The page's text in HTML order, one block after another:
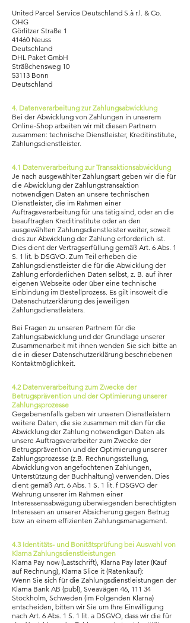
United Parcel Service Deutschland S.à r.l. & Co.
OHG
Görlitzer Straße 1
41460 Neuss
Deutschland
DHL Paket GmbH
Sträßchensweg 10
53113 Bonn
Deutschland
4. Datenverarbeitung zur Zahlungsabwicklung
Bei der Abwicklung von Zahlungen in unserem
Online-Shop arbeiten wir mit diesen Partnern
zusammen: technische Dienstleister, Kreditinstitute,
Zahlungsdienstleister.
4.1 Datenverarbeitung zur Transaktionsabwicklung
Je nach ausgewählter Zahlungsart geben wir die für
die Abwicklung der Zahlungstransaktion
notwendigen Daten an unsere technischen
Dienstleister, die im Rahmen einer
Auftragsverarbeitung für uns tätig sind, oder an die
beauftragten Kreditinstitute oder an den
ausgewählten Zahlungsdienstleister weiter, soweit
dies zur Abwicklung der Zahlung erforderlich ist.
Dies dient der Vertragserfüllung gemäß Art. 6 Abs. 1
S. 1 lit. b DSGVO. Zum Teil erheben die
Zahlungsdienstleister die für die Abwicklung der
Zahlung erforderlichen Daten selbst, z. B. auf ihrer
eigenen Webseite oder über eine technische
Einbindung im Bestellprozess. Es gilt insoweit die
Datenschutzerklärung des jeweiligen
Zahlungsdienstleisters.
Bei Fragen zu unseren Partnern für die
Zahlungsabwicklung und der Grundlage unserer
Zusammenarbeit mit ihnen wenden Sie sich bitte an
die in dieser Datenschutzerklärung beschriebenen
Kontaktmöglichkeit.
4.2 Datenverarbeitung zum Zwecke der
Betrugsprävention und der Optimierung unserer
Zahlungsprozesse
Gegebenenfalls geben wir unseren Dienstleistern
weitere Daten, die sie zusammen mit den für die
Abwicklung der Zahlung notwendigen Daten als
unsere Auftragsverarbeiter zum Zwecke der
Betrugsprävention und der Optimierung unserer
Zahlungsprozesse (z.B. Rechnungsstellung,
Abwicklung von angefochtenen Zahlungen,
Unterstützung der Buchhaltung) verwenden. Dies
dient gemäß Art. 6 Abs. 1 S. 1 lit. f DSGVO der
Wahrung unserer im Rahmen einer
Interessensabwägung überwiegenden berechtigten
Interessen an unserer Absicherung gegen Betrug
bzw. an einem effizienten Zahlungsmanagement.
4.3 Identitäts- und Bonitätsprüfung bei Auswahl von
Klarna Zahlungsdienstleistungen
Klarna Pay now (Lastschrift), Klarna Pay later (Kauf
auf Rechnung), Klarna Slice it (Ratenkauf):
Wenn Sie sich für die Zahlungsdienstleistungen der
Klarna Bank AB (publ), Sveavägen 46, 111 34
Stockholm, Schweden (im Folgenden Klarna)
entscheiden, bitten wir Sie um Ihre Einwilligung
nach Art. 6 Abs. 1 S. 1 lit. a DSGVO, dass wir die für